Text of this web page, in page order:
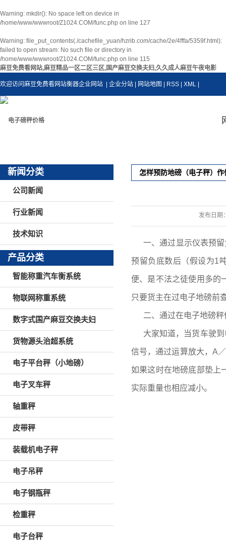
Warning: mkdir(): No space left on device in
/home/www/wwwroot/Z1024.COM/func.php on line 127
Warning: file_put_contents(./cachefile_yuan/hzrib.com/cache/2e/4fffa/5359f.html):
failed to open stream: No such file or directory in
/home/www/wwwroot/Z1024.COM/func.php on line 115
麻豆免费看网站,麻豆精品一区二区三区,国产麻豆交换夫妇,久久成人麻豆午夜电影
欢迎访问麻豆免费看网站衡器企业网站 | 企业分站 网站地图 RSS XML
新闻分类
公司新闻
行业新闻
技术知识
产品分类
智能称重汽车衡系统
物联网称重系统
数字式国产麻豆交换夫妇
货物源头治超系统
电子平台秤（小地磅）
电子叉车秤
轴重秤
皮带秤
装载机电子秤
电子吊秤
电子钢瓶秤
检重秤
电子台秤
怎样预防地磅（电子秤）作
发布日期
一、通过显示仪表预
预留负底数后（假设为1
便、是不法之徒使用多的
只要货主在过电子地磅前
二、通过在电子地磅
大家知道，当货车驶
信号，通过运算放大，A
如果这时在地磅底部垫上
实际重量也相应减小。